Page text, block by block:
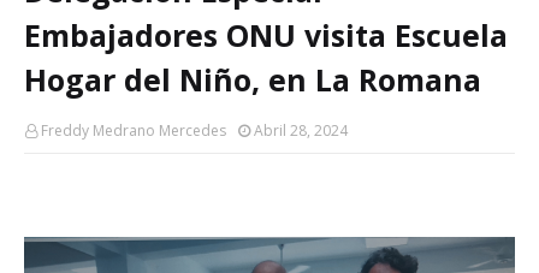
Embajadores ONU visita Escuela
Hogar del Niño, en La Romana
Freddy Medrano Mercedes Abril 28, 2024